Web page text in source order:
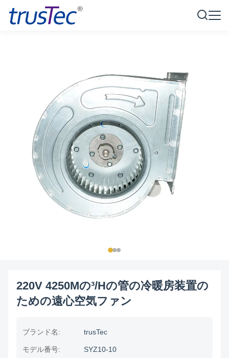
220V 4250Mの³/Hの管の冷暖房装置の
ための遠心空気ファン
ブランド名: trusTec
モデル番号: SYZ10-10